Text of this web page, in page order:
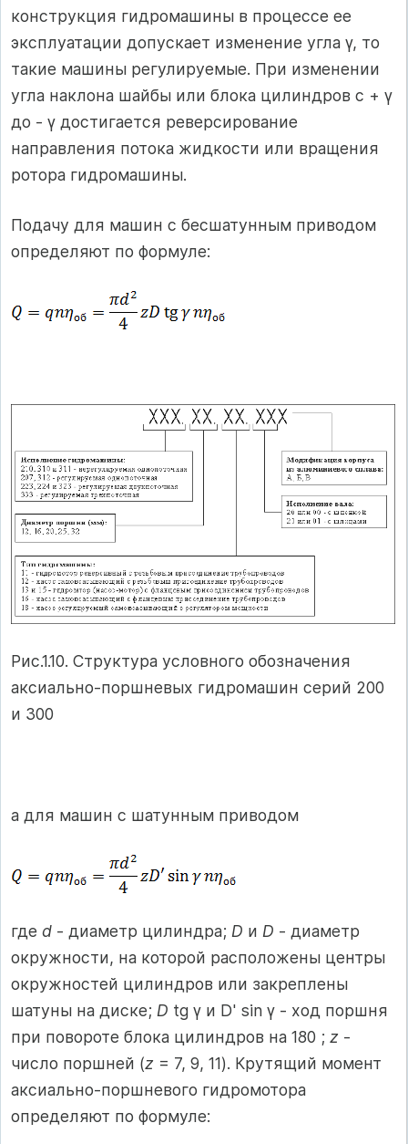
конструкция гидромашины в процессе ее
эксплуатации допускает изменение угла γ, то
такие машины регулируемые. При изменении
угла наклона шайбы или блока цилиндров с + γ
до - γ достигается реверсирование
направления потока жидкости или вращения
ротора гидромашины.
Подачу для машин с бесшатунным приводом
определяют по формуле:
Рис.1.10. Структура условного обозначения
аксиально-поршневых гидромашин серий 200
и 300
а для машин с шатунным приводом
где d - диаметр цилиндра; D и D - диаметр
окружности, на которой расположены центры
окружностей цилиндров или закреплены
шатуны на диске; D tg γ и D' sin γ - ход поршня
при повороте блока цилиндров на 180 ; z -
число поршней (z = 7, 9, 11). Крутящий момент
аксиально-поршневого гидромотора
определяют по формуле: